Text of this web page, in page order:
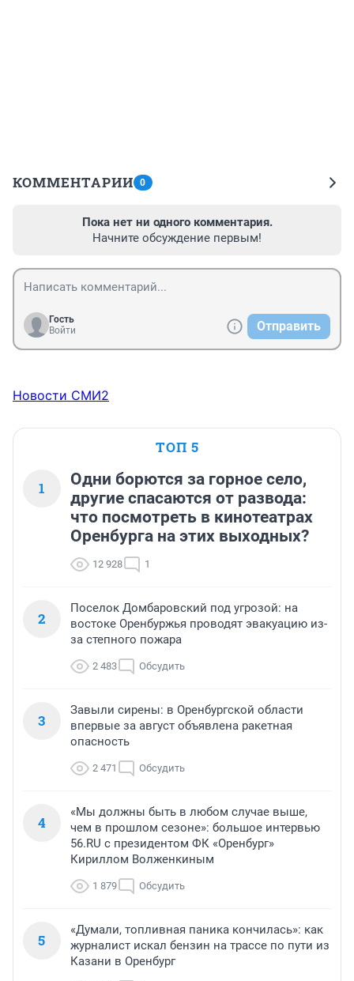
КОММЕНТАРИИ 0
Пока нет ни одного комментария.
Начните обсуждение первым!
Гость
Войти
Отправить
Новости СМИ2
ТОП 5
1
Одни борются за горное село,
другие спасаются от развода:
что посмотреть в кинотеатрах
Оренбурга на этих выходных?
12 928 1
2
Поселок Домбаровский под угрозой: на
востоке Оренбуржья проводят эвакуацию из-
за степного пожара
2 483 Обсудить
3
Завыли сирены: в Оренбургской области
впервые за август объявлена ракетная
опасность
2 471 Обсудить
4
«Мы должны быть в любом случае выше,
чем в прошлом сезоне»: большое интервью
56.RU с президентом ФК «Оренбург»
Кириллом Волженкиным
1 879 Обсудить
5
«Думали, топливная паника кончилась»: как
журналист искал бензин на трассе по пути из
Казани в Оренбург